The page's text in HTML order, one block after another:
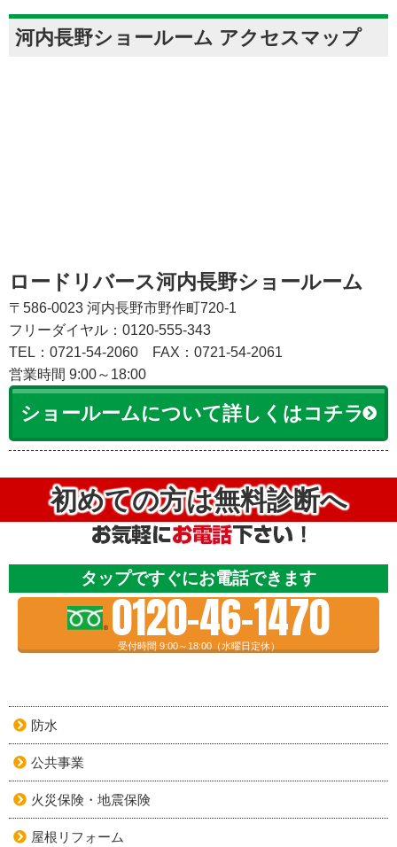
河内長野ショールーム アクセスマップ
ロードリバース河内長野ショールーム
〒586-0023 河内長野市野作町720-1
フリーダイヤル：0120-555-343
TEL：0721-54-2060
FAX：0721-54-2061
営業時間 9:00～18:00
ショールームについて詳しくはコチラ
初めての方は無料診断へ
タップですぐにお電話できます
0120-46-1470
受付時間 9:00～18:00（水曜日定休）
防水
公共事業
火災保険・地震保険
屋根リフォーム